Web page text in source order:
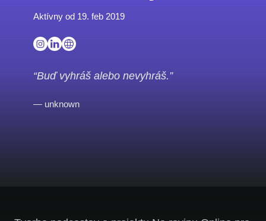
Aktívny od 19. feb 2019
“Buď vyhráš alebo nevyhráš.”
— unknown